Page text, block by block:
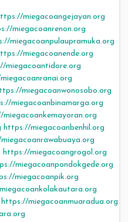
miegacoangejayan.org
miegacoanrenon.org
miegacoanpulaupramuka.org
miegacoanende.org
miegacoantidore.org
miegacoanwonosobo.org
miegacoanbinamarga.org
miegacoankemayoran.org
https://miegacoanbenhil.org
https://miegacoangrogol.org
miegacoanpondokgede.org
miegacoanpik.org
https://miegacoanmuaradua.org